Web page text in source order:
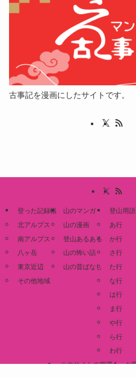
古事記を漫画にしたサイトです。
登った記録帳
北アルプス
南アルプス
八ヶ岳
東京近辺
その他地域
山のマンガ
山の漫画
登山あるある
山の怖い話
山の昔ばなし
登山用
あ行
か行
さ行
た行
な行
は行
ま行
や行
ら行
わ行
このサイトの管理人 お